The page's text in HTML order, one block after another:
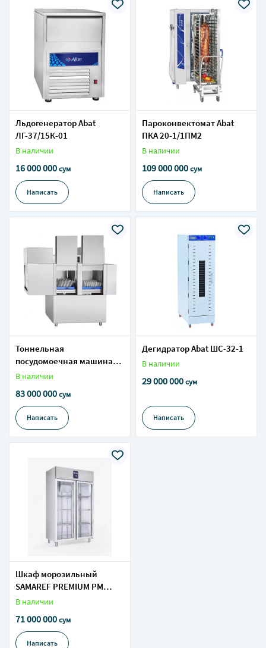
Льдогенератор Abat
ЛГ-37/15К-01
В наличии
16 000 000сум
Написать
Пароконвектомат Abat
ПКА 20-1/1ПМ2
В наличии
109 000 000сум
Написать
Тоннельная
посудомоечная машина
Abat МПТ-2000 правая
В наличии
83 000 000сум
Написать
Дегидратор Abat ШС-32-1
В наличии
29 000 000сум
Написать
Шкаф морозильный
SAMAREF PREMIUM PM
1400M BT PV
В наличии
71 000 000сум
Написать